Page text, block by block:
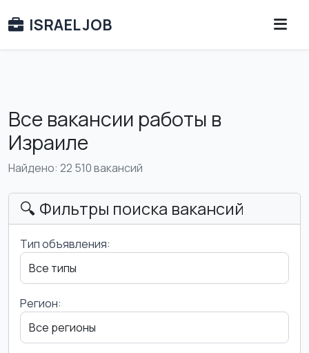
ISRAEL JOB
Все вакансии работы в
Израиле
Найдено: 22 510 вакансий
🔍 Фильтры поиска вакансий
Тип объявления:
Регион: